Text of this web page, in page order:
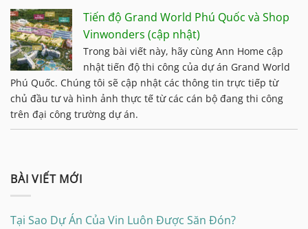
Tiến độ Grand World Phú Quốc và Shop
Vinwonders (cập nhật)
Trong bài viết này, hãy cùng Ann Home cập
nhật tiến độ thi công của dự án Grand World
Phú Quốc. Chúng tôi sẽ cập nhật các thông tin trực tiếp từ
chủ đầu tư và hình ảnh thực tế từ các cán bộ đang thi công
trên đại công trường dự án.
BÀI VIẾT MỚI
Tại Sao Dự Án Của Vin Luôn Được Săn Đón?